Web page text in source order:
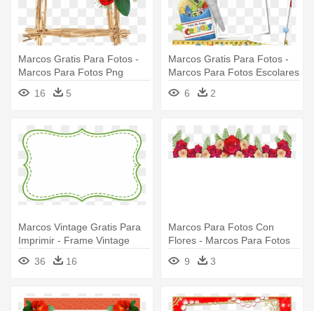
Marcos Gratis Para Fotos -
Marcos Para Fotos Png
16
5
Marcos Gratis Para Fotos -
Marcos Para Fotos Escolares
6
2
Marcos Vintage Gratis Para
Imprimir - Frame Vintage
Verde Png
36 16
Marcos Para Fotos Con
Flores - Marcos Para Fotos
De Flores
9 3